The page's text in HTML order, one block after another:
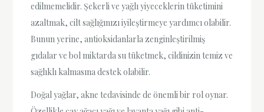
edilmemelidir. Şekerli ve yağlı yiyeceklerin tüketimini
azaltmak, cilt sağlığınızı iyileştirmeye yardımcı olabilir.
Bunun yerine, antioksidanlarla zenginleştirilmiş
gıdalar ve bol miktarda su tüketmek, cildinizin temiz ve
sağlıklı kalmasına destek olabilir.
Doğal yağlar, akne tedavisinde de önemli bir rol oynar.